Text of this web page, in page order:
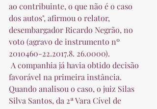
ao contribuinte, o que não é o caso
dos autos", afirmou o relator,
desembargador Ricardo Negrão, no
voto (agravo de instrumento nº
2010460-22.2017.8. 26.0000).
favorável na primeira instância.
Quando analisou o caso, o juiz Silas
Silva Santos, da 2ª Vara Cível de